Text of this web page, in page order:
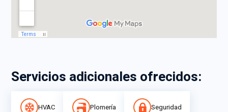
Servicios adicionales ofrecidos:
HVAC Plomería Seguridad